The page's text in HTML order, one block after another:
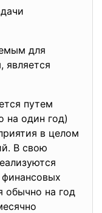
для
является
путем
на один год)
в целом
В свою
обычно на год